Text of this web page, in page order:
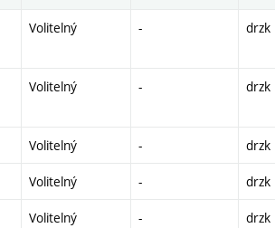
Volitelný - drzk
Volitelný - drzk
Volitelný - drzk
Volitelný - drzk
Volitelný - drzk